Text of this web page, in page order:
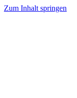
Zum Inhalt springen